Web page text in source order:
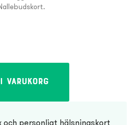
i varukorg